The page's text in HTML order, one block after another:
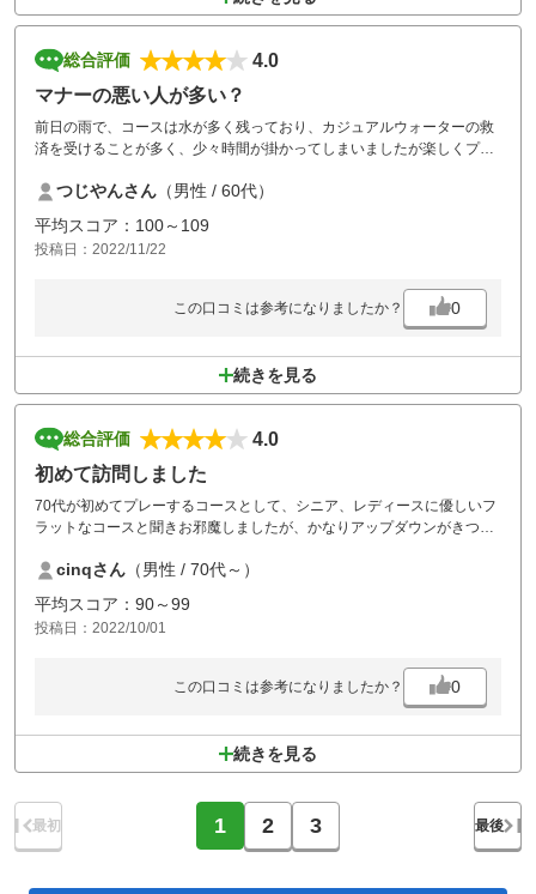
総合評価
4.0
マナーの悪い人が多い？
前日の雨で、コースは水が多く残っており、カジュアルウォーターの救
済を受けることが多く、少々時間が掛かってしまいましたが楽しくプレ
たのが残念です。
つじやんさん （男性 / 60代）
平均スコア：100～109
投稿日：2022/11/22
この口コミは参考になりましたか？ 0
続きを見る
総合評価
4.0
初めて訪問しました
70代が初めてプレーするコースとして、シニア、レディースに優しいフ
ラットなコースと聞きお邪魔しましたが、かなりアップダウンがきつ
しかし名門クラブの風格がありハウス内、コースメンテはかなり良かっ
たです。
この辺りは山ばかりですので、コースレイアウトには辛抱するのかな
あ、と思い帰路につきました。
cinqさん （男性 / 70代～）
平均スコア：90～99
投稿日：2022/10/01
この口コミは参考になりましたか？ 0
続きを見る
最初 1 2 3 最後